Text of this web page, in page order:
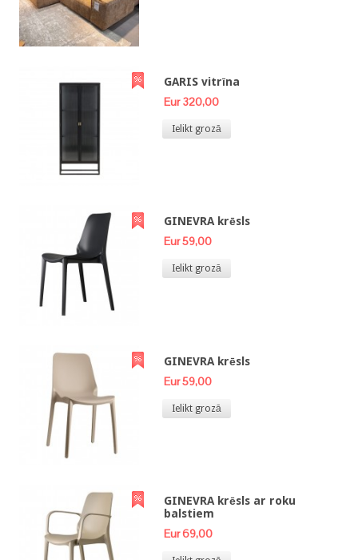
GARIS vitrīna
Eur 320,00
Ielikt grozā
GINEVRA krēsls
Eur 59,00
Ielikt grozā
GINEVRA krēsls
Eur 59,00
Ielikt grozā
GINEVRA krēsls ar roku
balstiem
Eur 69,00